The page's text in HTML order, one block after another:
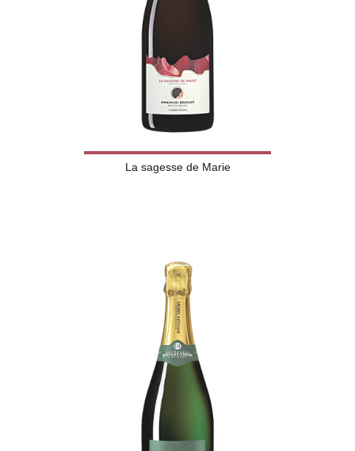
La sagesse de Marie